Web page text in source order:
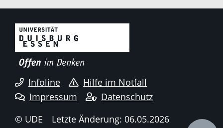
Infoline
Hilfe im Notfall
Impressum
Datenschutz
© UDE
Letzte Änderung: 06.05.2026